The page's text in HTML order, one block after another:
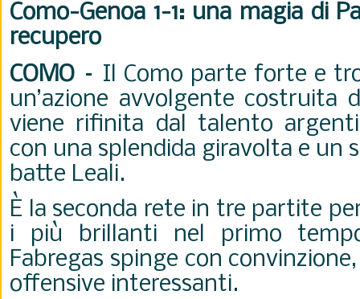
Como-Genoa 1-1: una magia di
recupero
COMO – Il Como parte forte e
un’azione avvolgente costruita
viene rifinita dal talento
con una splendida giravolta e un
batte Leali.
È la seconda rete in tre partite
i più brillanti nel primo
Fabregas spinge con
offensive interessanti.